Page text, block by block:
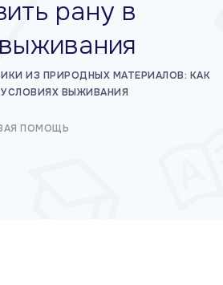
рану в
ИЗ ПРИРОДНЫХ МАТЕРИАЛОВ: КАК
УСЛОВИЯХ ВЫЖИВАНИЯ
ПОМОЩЬ